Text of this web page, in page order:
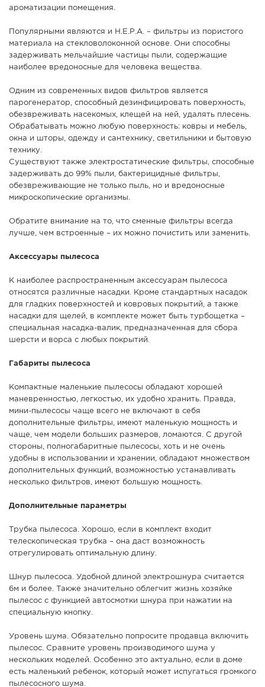
ароматизации помещения.
Популярными являются и Н.Е.Р.А. – фильтры из пористого
материала на стекловолоконной основе. Они способны
задерживать мельчайшие частицы пыли, содержащие
наиболее вредоносные для человека вещества.
Одним из современных видов фильтров является
парогенератор, способный дезинфицировать поверхность,
обезвреживать насекомых, клещей на ней, удалять плесень.
Обрабатывать можно любую поверхность: ковры и мебель,
окна и шторы, одежду и сантехнику, светильники и бытовую
технику.
Существуют также электростатические фильтры, способные
задерживать до 99% пыли, бактерицидные фильтры,
обезвреживающие не только пыль, но и вредоносные
микроскопические организмы.
Обратите внимание на то, что сменные фильтры всегда
лучше, чем встроенные – их можно почистить или заменить.
Аксессуары пылесоса
К наиболее распространенным аксессуарам пылесоса
относятся различные насадки. Кроме стандартных насадок
для гладких поверхностей и ковровых покрытий, а также
насадки для щелей, в комплекте может быть турбощетка –
специальная насадка-валик, предназначенная для сбора
шерсти и ворса с любых покрытий.
Габариты пылесоса
Компактные маленькие пылесосы обладают хорошей
маневренностью, легкостью, их удобно хранить. Правда,
мини-пылесосы чаще всего не включают в себя
дополнительные фильтры, имеют маленькую мощность и
чаще, чем модели больших размеров, ломаются. С другой
стороны, полногабаритные пылесосы, хоть и не очень
удобны в использовании и хранении, обладают множеством
дополнительных функций, возможностью устанавливать
несколько фильтров, имеют большую мощность.
Дополнительные параметры
Трубка пылесоса. Хорошо, если в комплект входит
телескопическая трубка – она даст возможность
отрегулировать оптимальную длину.
Шнур пылесоса. Удобной длиной электрошнура считается
6м и более. Также значительно облегчит жизнь хозяйке
пылесос с функцией автосмотки шнура при нажатии на
специальную кнопку.
Уровень шума. Обязательно попросите продавца включить
пылесос. Сравните уровень производимого шума у
нескольких моделей. Особенно это актуально, если в доме
есть маленький ребенок, который может испугаться громкого
пылесосного шума.